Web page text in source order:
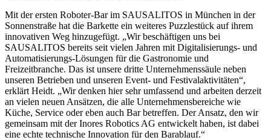
Mit der ersten Roboter-Bar im SAUSALITOS in München in der
Sonnenstraße hat die Barkette ein weiteres Puzzlestück auf ihrem
innovativen Weg hinzugefügt. „Wir beschäftigen uns bei
SAUSALITOS bereits seit vielen Jahren mit Digitalisierungs- und
Automatisierungs-Lösungen für die Gastronomie und
Freizeitbranche. Das ist unsere dritte Unternehmenssäule neben
unseren Betrieben und unseren Event- und Festivalaktivitäten“,
erklärt Heidt. „Wir denken hier sehr umfassend und arbeiten derzeit
an vielen neuen Ansätzen, die alle Unternehmensbereiche wie
Küche, Service oder eben auch Bar betreffen. Der Ansatz, den wir
gemeinsam mit der Inores Robotics AG entwickelt haben, ist dabei
eine echte technische Innovation für den Barablauf.“